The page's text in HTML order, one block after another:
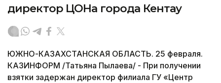
директор ЦОНа города Кентау
ЮЖНО-КАЗАХСТАНСКАЯ ОБЛАСТЬ. 25 февраля.
КАЗИНФОРМ /Татьяна Пылаева/ - При получении
взятки задержан директор филиала ГУ «Центр